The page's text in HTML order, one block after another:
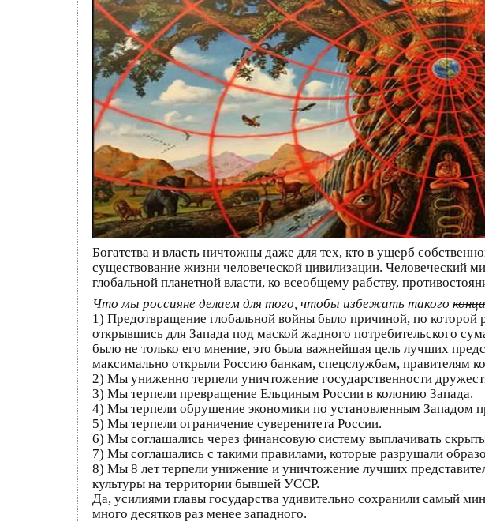
Богатства и власть ничтожны даже для тех, кто в ущерб
существование жизни человеческой цивилизации. Человеческий
глобальной планетной власти, ко всеобщему рабству,
Что мы россияне делаем для того, чтобы избежать такого
1) Предотвращение глобальной войны было причиной, по
открывшись для Запада под маской жадного потребительского
было не только его мнение, это была важнейшая цель лучших
максимально открыли Россию банкам, спецслужбам, правителям
2) Мы униженно терпели уничтожение государственности
3) Мы терпели превращение Ельциным России в колонию Запада.
4) Мы терпели обрушение экономики по установленным Западом
5) Мы терпели ограничение суверенитета России.
6) Мы соглашались через финансовую систему выплачивать
7) Мы соглашались с такими правилами, которые разрушали
8) Мы 8 лет терпели унижение и уничтожение лучших
культуры на территории бывшей УССР.
Да, усилиями главы государства удивительно сохранили самый
много десятков раз менее западного.